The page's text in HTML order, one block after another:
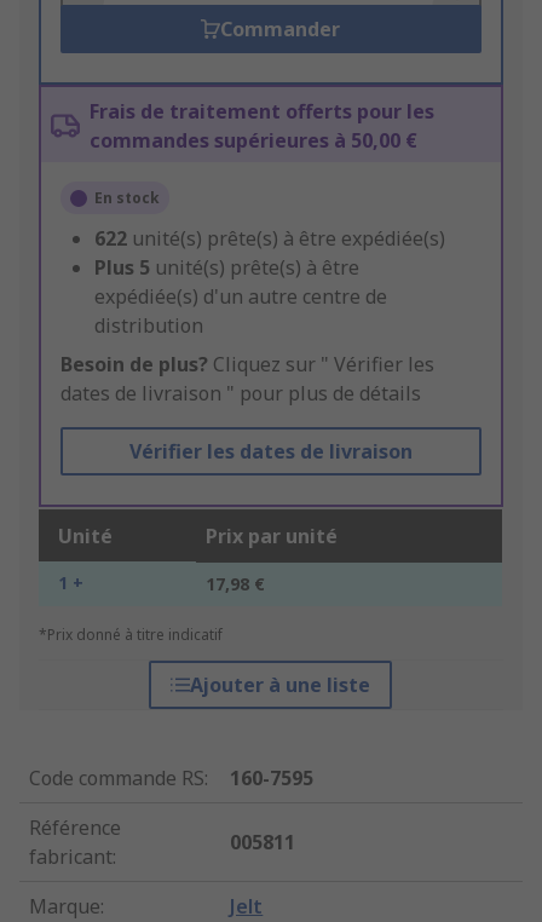
Commander
Frais de traitement offerts pour les
commandes supérieures à 50,00 €
En stock
622 unité(s) prête(s) à être expédiée(s)
Plus 5 unité(s) prête(s) à être
expédiée(s) d'un autre centre de
distribution
Besoin de plus? Cliquez sur " Vérifier les
dates de livraison " pour plus de détails
Vérifier les dates de livraison
Unité Prix par unité
1 + 17,98 €
*Prix donné à titre indicatif
Ajouter à une liste
Code commande RS:
160-7595
Référence
fabricant:
005811
Marque: Jelt